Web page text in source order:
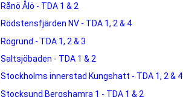
Rånö Ålö - TDA 1 & 2
Rödstensfjärden NV - TDA 1, 2 & 4
Rögrund - TDA 1, 2 & 3
Saltsjöbaden - TDA 1 & 2
Stockholms innerstad Kungshatt - TDA 1, 2 & 4
Stocksund Bergshamra 1 - TDA 1 & 2